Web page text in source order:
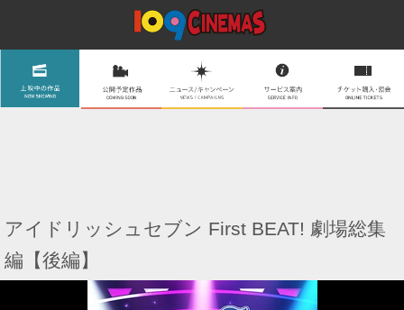
アイドリッシュセブン First BEAT! 劇場総集
編【後編】